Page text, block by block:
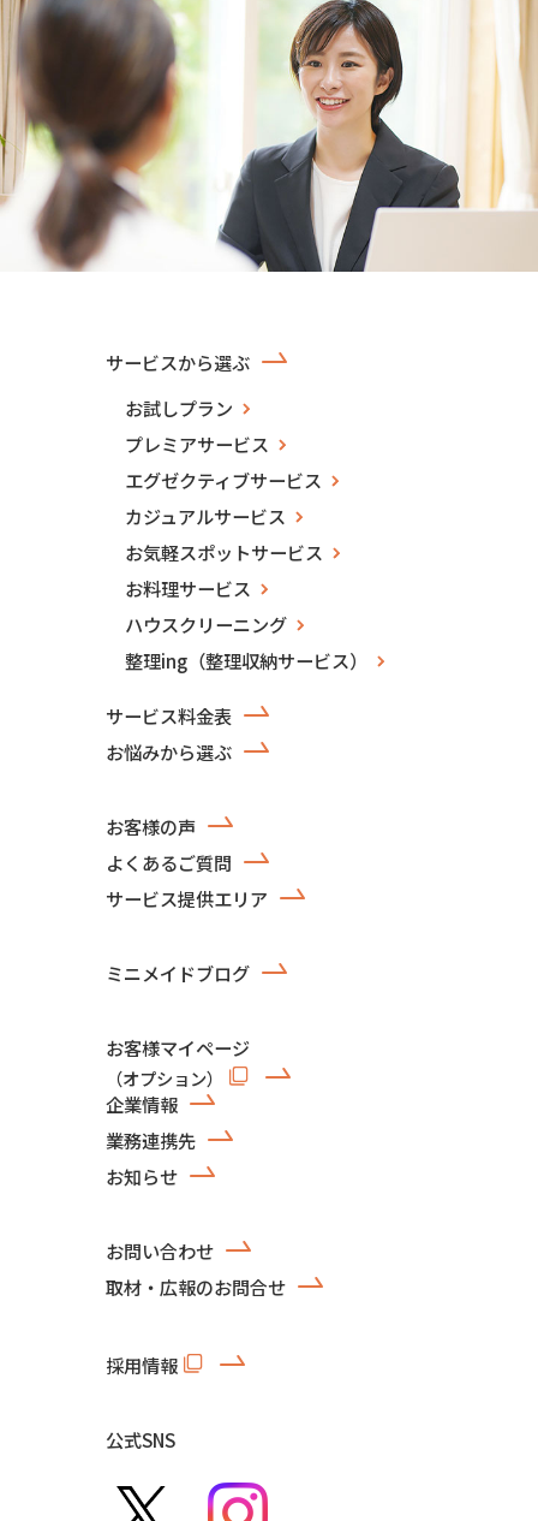
サービスから選ぶ
お試しプラン
プレミアサービス
エグゼクティブサービス
カジュアルサービス
お気軽スポットサービス
お料理サービス
ハウスクリーニング
整理ing（整理収納サービス）
サービス料金表
お悩みから選ぶ
お客様の声
よくあるご質問
サービス提供エリア
ミニメイドブログ
お客様マイページ
（オプション）
企業情報
業務連携先
お知らせ
お問い合わせ
取材・広報のお問合せ
採用情報
公式SNS